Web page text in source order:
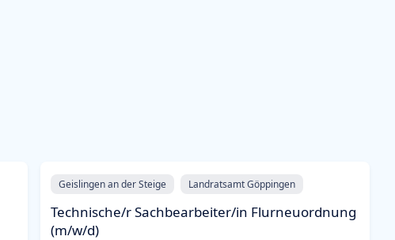
Geislingen an der Steige Landratsamt Göppingen
Technische/r Sachbearbeiter/in Flurneuordnung
(m/w/d)